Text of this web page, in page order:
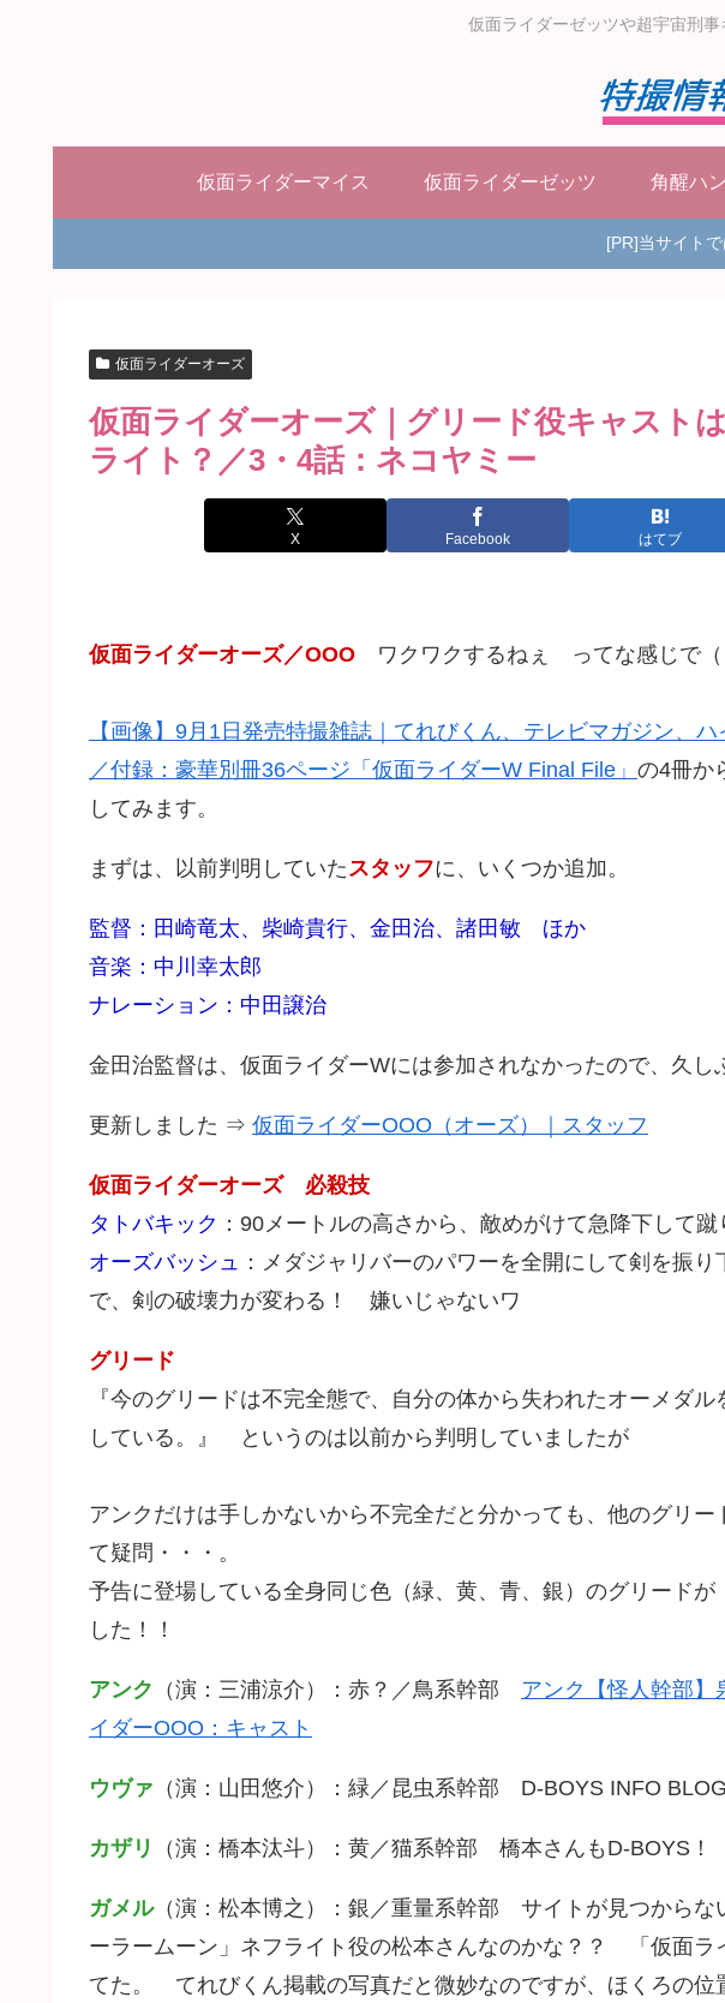
仮面ライダーゼッツや超宇宙刑
仮面ライダーマイス 仮面ライダーゼッツ 角醒ハ
[PR]当サイト
仮面ライダーオーズ
仮面ライダーオーズ｜グリード役キャスト
ライト？／3・4話：ネコヤミー
X Facebook はてブ
仮面ライダーオーズ／OOO ワクワクするねぇ ってな感じで（
【画像】9月1日発売特撮雑誌｜てれびくん、テレビマガジン、
／付録：豪華別冊36ページ「仮面ライダーW Final File」 の4冊か
してみます。
まずは、以前判明していたスタッフに、いくつか追加。
監督：田崎竜太、柴崎貴行、金田治、諸田敏 ほか
音楽：中川幸太郎
ナレーション：中田譲治
金田治監督は、仮面ライダーWには参加されなかったので、久し
更新しました ⇒ 仮面ライダーOOO（オーズ）｜スタッフ
仮面ライダーオーズ 必殺技
タトバキック ：90メートルの高さから、敵めがけて急降下して
オーズバッシュ ：メダジャリバーのパワーを全開にして剣を振
で、剣の破壊力が変わる！ 嫌いじゃないワ
グリード
『今のグリードは不完全態で、自分の体から失われたオーメダ
している。』 というのは以前から判明していましたが
アンクだけは手しかないから不完全だと分かっても、他のグリ
て疑問・・・。
予告に登場している全身同じ色（緑、黄、青、銀）のグリードが
した！！
アンク （演：三浦涼介）：赤？／鳥系幹部 アンク【怪人幹部】
イダーOOO：キャスト
ウヴァ （演：山田悠介）：緑／昆虫系幹部 D-BOYS INFO
カザリ （演：橋本汰斗）：黄／猫系幹部 橋本さんもD-BOYS！
ガメル（演：松本博之）：銀／重量系幹部 サイトが見つからな
ーラームーン」ネフライト役の松本さんなのかな？？ 「仮面ラ
てた。 てれびくん掲載の写真だと微妙なのですが、ほくろの